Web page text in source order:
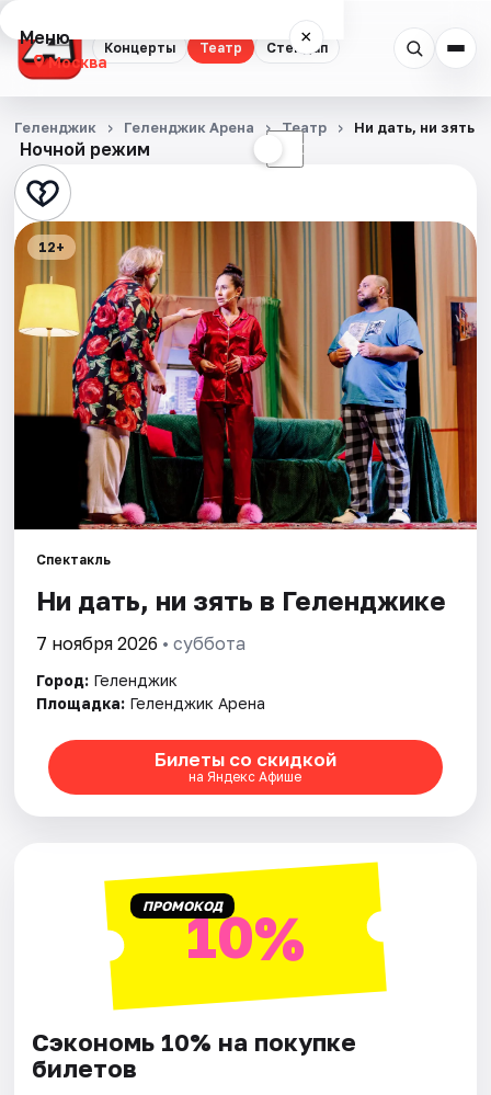
Концерты Театр Стендап
Меню ×
Москва
Концерты
Театр
Стендап
Города
Площадки
Артисты
Рейтинги
Ночной режим ☾
Геленджик Геленджик Арена Театр Ни дать, ни зять
12+
Спектакль
Ни дать, ни зять в Геленджике
7 ноября 2026 • суббота
Город: Геленджик
Площадка: Геленджик Арена
Билеты со скидкой
на Яндекс Афише
ПРОМОКОД10%
Сэкономь 10% на покупке
билетов